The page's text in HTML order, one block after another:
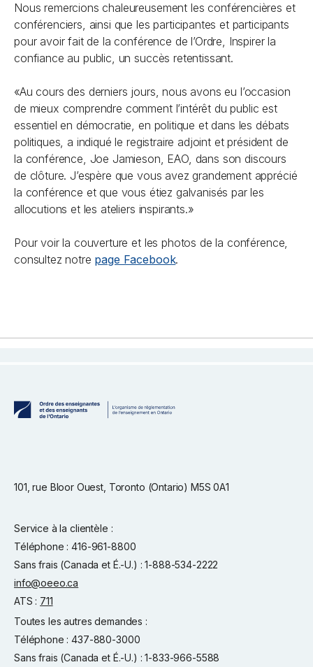
Nous remercions chaleureusement les conférencières et
conférenciers, ainsi que les participantes et participants
pour avoir fait de la conférence de l’Ordre, Inspirer la
confiance au public, un succès retentissant.
«Au cours des derniers jours, nous avons eu l’occasion
de mieux comprendre comment l’intérêt du public est
essentiel en démocratie, en politique et dans les débats
politiques, a indiqué le registraire adjoint et président de
la conférence, Joe Jamieson, EAO, dans son discours
de clôture. J’espère que vous avez grandement apprécié
la conférence et que vous étiez galvanisés par les
allocutions et les ateliers inspirants.»
Pour voir la couverture et les photos de la conférence,
consultez notre page Facebook.
101, rue Bloor Ouest, Toronto (Ontario) M5S 0A1
Service à la clientèle :
Téléphone : 416-961-8800
Sans frais (Canada et É.-U.) : 1-888-534-2222
info@oeeo.ca
ATS : 711
Toutes les autres demandes :
Téléphone : 437-880-3000
Sans frais (Canada et É.-U.) : 1-833-966-5588